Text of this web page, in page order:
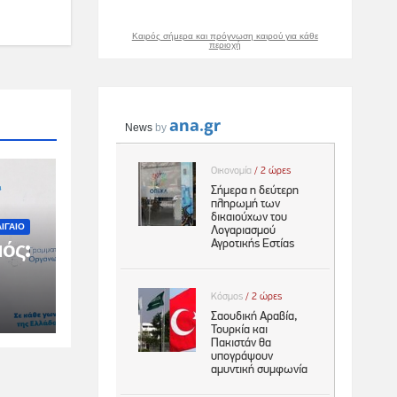
Καιρός σήμερα και πρόγνωση καιρού για κάθε
περιοχή